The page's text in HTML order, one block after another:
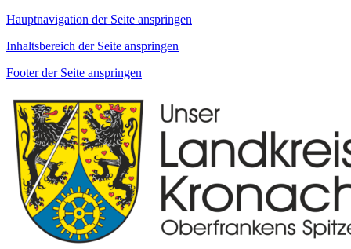
Hauptnavigation der Seite anspringen
Inhaltsbereich der Seite anspringen
Footer der Seite anspringen